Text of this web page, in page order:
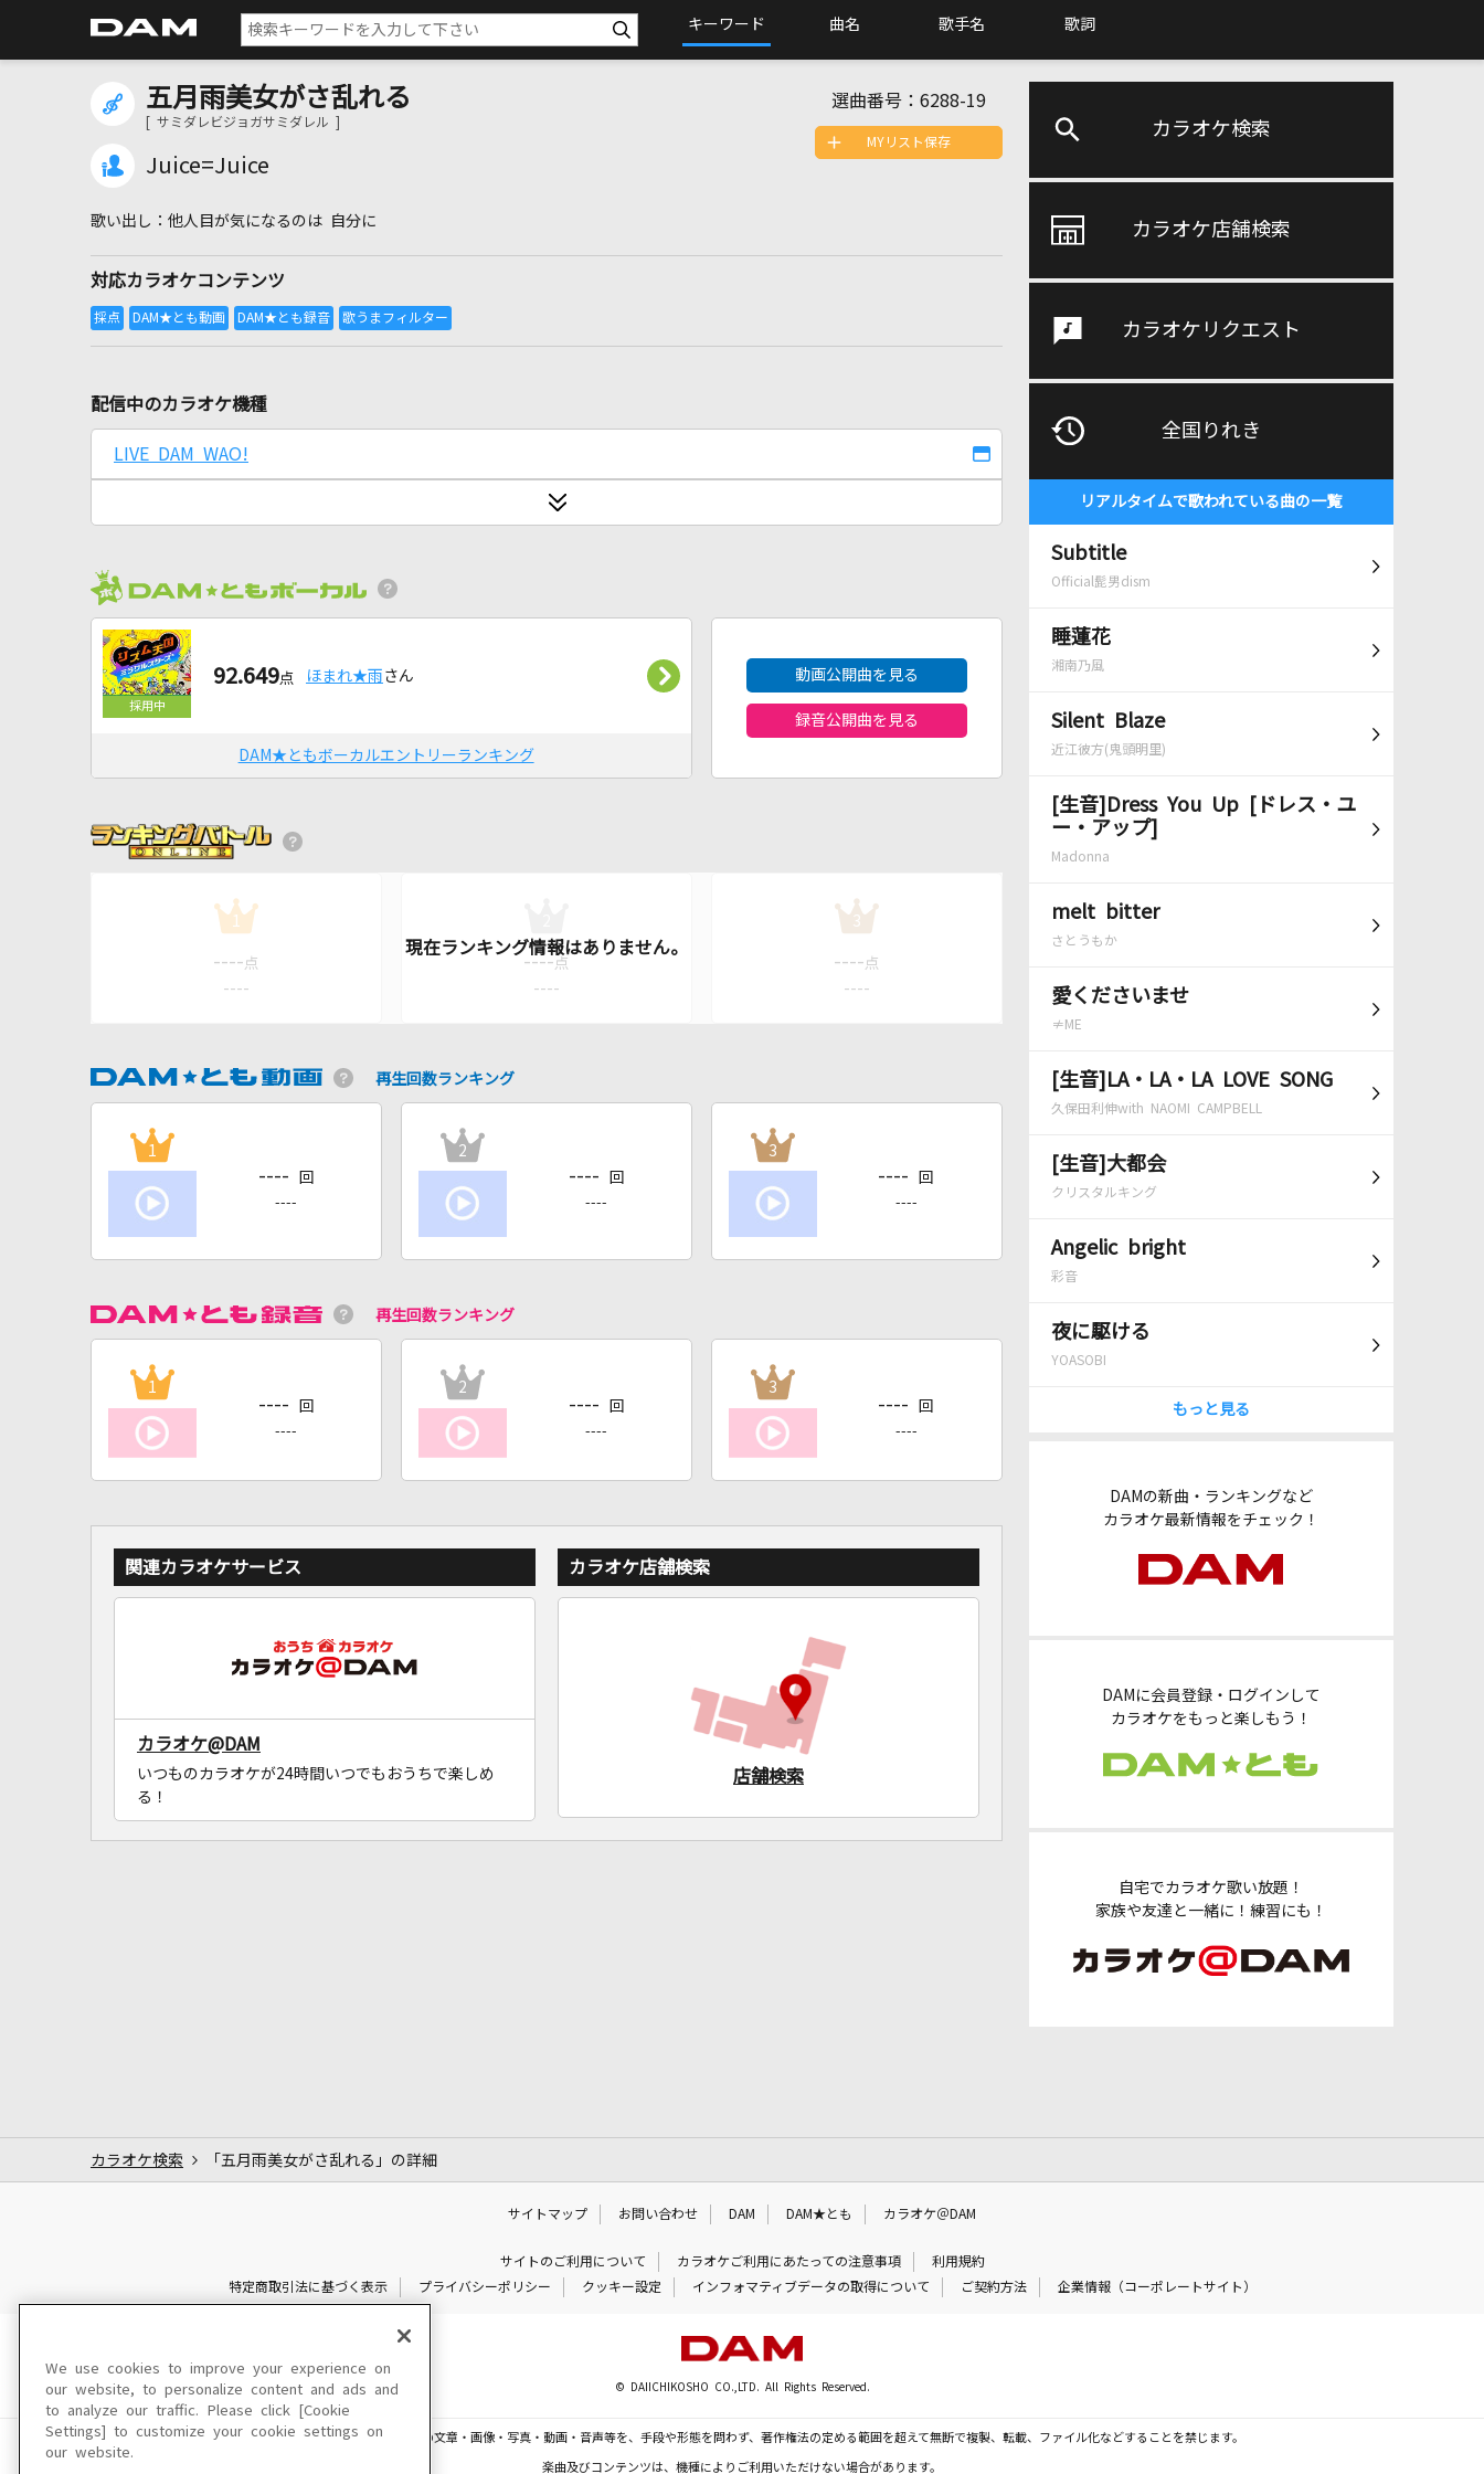
キーワード 曲名 歌手名 歌詞
カラオケ検索
カラオケ店舗検索
カラオケリクエスト
全国りれき
リアルタイムで歌われている曲の一覧
Subtitle
Official髭男dism
睡蓮花
湘南乃風
Silent Blaze
近江彼方(鬼頭明里)
[生音]Dress You Up [ドレス・ユ
ー・アップ]
Madonna
melt bitter
さとうもか
愛くださいませ
≠ME
[生音]LA・LA・LA LOVE SONG
久保田利伸with NAOMI CAMPBELL
[生音]大都会
クリスタルキング
Angelic bright
彩音
夜に駆ける
YOASOBI
もっと見る
DAMの新曲・ランキングなど
カラオケ最新情報をチェック！
DAMに会員登録・ログインして
カラオケをもっと楽しもう！
自宅でカラオケ歌い放題！
家族や友達と一緒に！練習にも！
五月雨美女がさ乱れる
[ サミダレビジョガサミダレル ]
Juice=Juice
選曲番号： 6288-19
他人目が気になるのは 自分に
対応カラオケコンテンツ
MYリスト保存
配信中のカラオケ機種
LIVE DAM WAO!
92.649点 ほまれ★雨 さん
DAM★ともボーカルエントリーランキング
動画公開曲を見る
録音公開曲を見る
1
---- 点
----
---- 点
----
3
---- 点
----
再生回数ランキング
1
---- 回
----
2
---- 回
----
3
---- 回
----
再生回数ランキング
1
---- 回
----
2
---- 回
----
3
---- 回
----
関連カラオケサービス
カラオケ@DAM
いつものカラオケが24時間いつでもおうちで楽しめ
る！
カラオケ店舗検索
店舗検索
カラオケ検索 「五月雨美女がさ乱れる」の詳細
サイトマップ お問い合わせ DAM DAM★とも カラオケ＠DAM
サイトのご利用について カラオケご利用にあたっての注意事項
利用規約
特定商取引法に基づく表示
プライバシーポリシー クッキー設定 インフォマティブデータの取得について ご契約方法 企業情報（コーポレートサイト）
© DAIICHIKOSHO CO.,LTD. All Rights Reserved.
このサイトに掲載されている一切の文章・画像・写真・動画・音声等を、手段や形態を問わず、著作権法の定める範囲を超えて無断で複製、転載、ファイル化などすることを禁じます。
楽曲及びコンテンツは、機種によりご利用いただけない場合があります。
We use cookies to improve your experience on
our website, to personalize content and ads and
to analyze our traffic. Please click [Cookie
Settings] to customize your cookie settings on
our website.